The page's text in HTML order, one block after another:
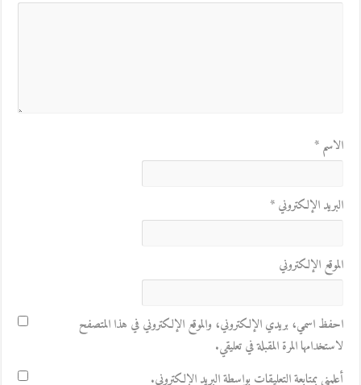
الاسم*
البريد الإلكتروني*
الموقع الإلكتروني
احفظ اسمي، بريدي الإلكتروني، والموقع الإلكتروني في هذا المتصفح
لاستخدامها المرة المقبلة في تعليقي.
أعلمني بمتابعة التعليقات بواسطة البريد الإلكتروني.